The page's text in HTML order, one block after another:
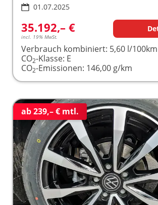
01.07.2025
35.192,– €
incl. 19% MwSt.
Verbrauch kombiniert: 5,60 l/100km
CO2-Klasse: E
CO2-Emissionen: 146,00 g/km
ab 239,– € mtl.